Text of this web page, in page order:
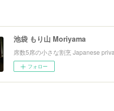
池袋 もり山 Moriyama
席数5席の小さな割烹 Japanese
フォロー